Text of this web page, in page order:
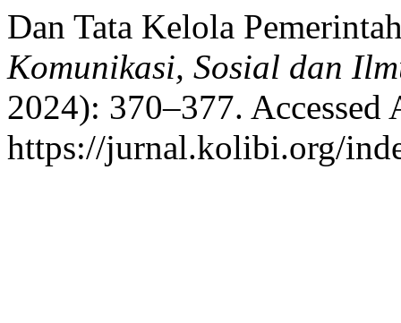
Dan Tata Kelola
Komunikasi, Sosial dan
2024): 370–377. Accessed
https://jurnal.kolibi.org/